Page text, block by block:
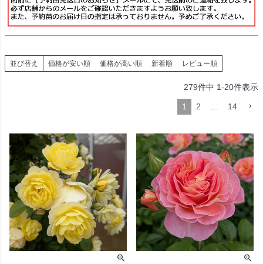
並び替え 価格が安い順 価格が高い順 新着順 レビュー順
279件中 1-20件表示
1 2 14